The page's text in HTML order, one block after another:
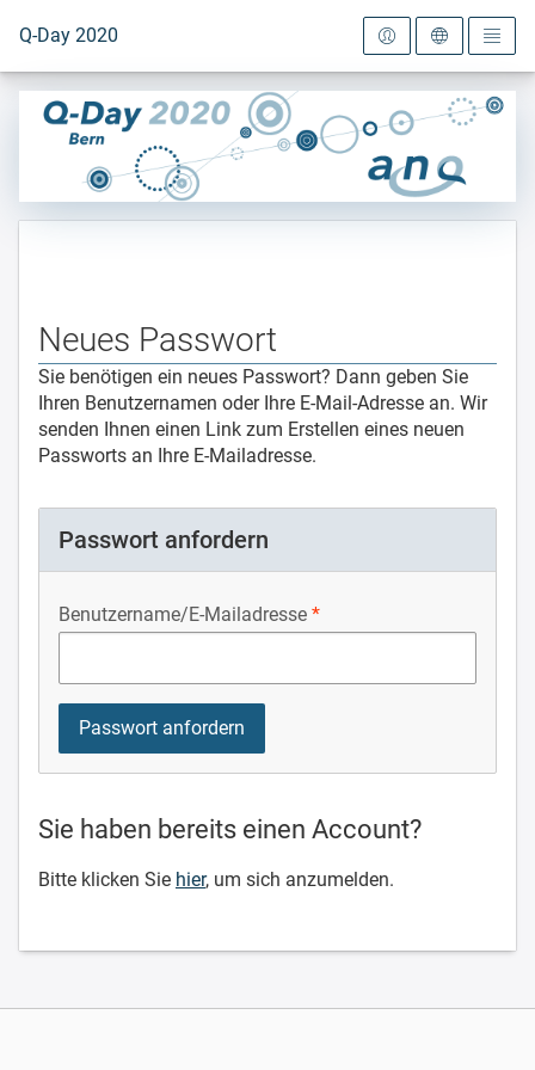
Zur Startseite
Q-Day 2020
Neues Passwort
Sie benötigen ein neues Passwort? Dann geben Sie
Ihren Benutzernamen oder Ihre E-Mail-Adresse an. Wir
senden Ihnen einen Link zum Erstellen eines neuen
Passworts an Ihre E-Mailadresse.
Passwort anfordern
Benutzername/E-Mailadresse
Sie haben bereits einen Account?
Bitte klicken Sie hier, um sich anzumelden.